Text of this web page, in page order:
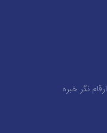
نگر خبره